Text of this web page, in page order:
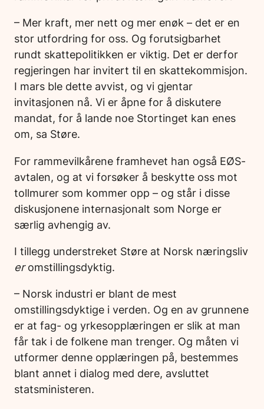
– Mer kraft, mer nett og mer enøk – det er en
stor utfordring for oss. Og forutsigbarhet
rundt skattepolitikken er viktig. Det er derfor
regjeringen har invitert til en skattekommisjon.
I mars ble dette avvist, og vi gjentar
invitasjonen nå. Vi er åpne for å diskutere
mandat, for å lande noe Stortinget kan enes
om, sa Støre.
For rammevilkårene framhevet han også EØS-
avtalen, og at vi forsøker å beskytte oss mot
tollmurer som kommer opp – og står i disse
diskusjonene internasjonalt som Norge er
særlig avhengig av.
I tillegg understreket Støre at Norsk næringsliv
eromstillingsdyktig.
– Norsk industri er blant de mest
omstillingsdyktige i verden. Og en av grunnene
er at fag- og yrkesopplæringen er slik at man
får tak i de folkene man trenger. Og måten vi
utformer denne opplæringen på, bestemmes
blant annet i dialog med dere, avsluttet
statsministeren.